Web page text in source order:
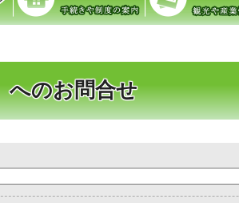
へのお問合せ